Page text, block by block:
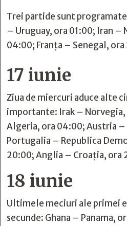
Trei partide sunt
– Uruguay, ora 01:00; Iran –
04:00; Franța – Senegal,
17 iunie
Ziua de miercuri aduce alte
importante: Irak –
Algeria, ora 04:00; Austria
Portugalia – Republica
20:00; Anglia – Croația, ora
18 iunie
Ultimele meciuri ale primei
secunde: Ghana – Panama,